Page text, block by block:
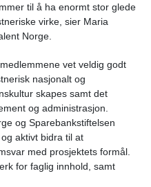
til å ha enormt stor glede
virke, sier Maria
Norge.
vet veldig godt
nasjonalt og
skapes samt det
og administrasjon.
og Sparebankstiftelsen
aktivt bidra til at
med prosjektets formål.
for faglig innhold, samt